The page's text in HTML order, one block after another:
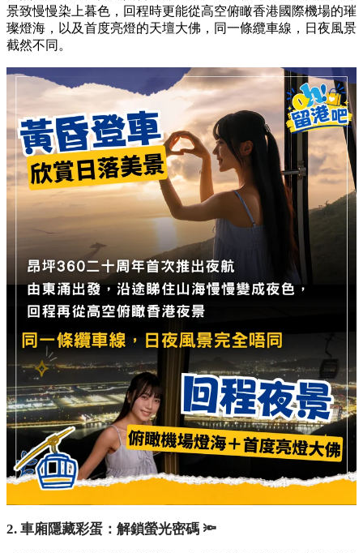
景致慢慢染上暮色，回程時更能從高空俯瞰香港國際機場的璀
璨燈海，以及首度亮燈的天壇大佛，同一條纜車線，日夜風景
截然不同。
2. 車廂隱藏彩蛋：解鎖螢光密碼 🔦